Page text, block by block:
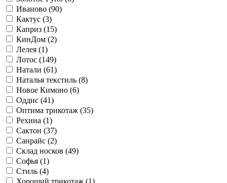
Иваново (90)
Кактус (3)
Каприз (15)
КинДом (2)
Лелея (1)
Лотос (149)
Натали (61)
Наталья текстиль (8)
Новое Кимоно (6)
Оддис (41)
Оптима трикотаж (35)
Рехина (1)
Сактон (37)
Санрайс (2)
Склад носков (49)
Софья (1)
Стиль (4)